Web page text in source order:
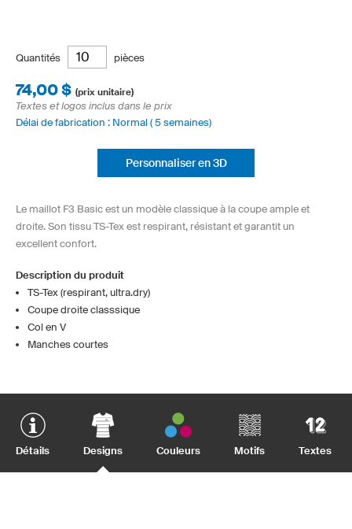
Quantités pièces
74,00 $ (prix unitaire)
Textes et logos inclus dans le prix
Délai de fabrication : Normal ( 5 semaines)
Personnaliser en 3D
Le maillot F3 Basic est un modèle classique à la coupe ample et
droite. Son tissu TS-Tex est respirant, résistant et garantit un
excellent confort.
Description du produit
TS-Tex (respirant, ultra.dry)
Coupe droite classsique
Col en V
Manches courtes
Détails Designs Couleurs Motifs Textes